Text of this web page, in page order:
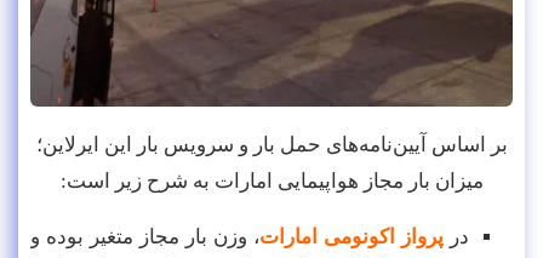
بر اساس آیین‌نامه‌های حمل بار و سرویس بار این ایرلاین؛
میزان بار مجاز هواپیمایی امارات به شرح زیر است:
در پرواز اکونومی امارات، وزن بار مجاز متغیر بوده و